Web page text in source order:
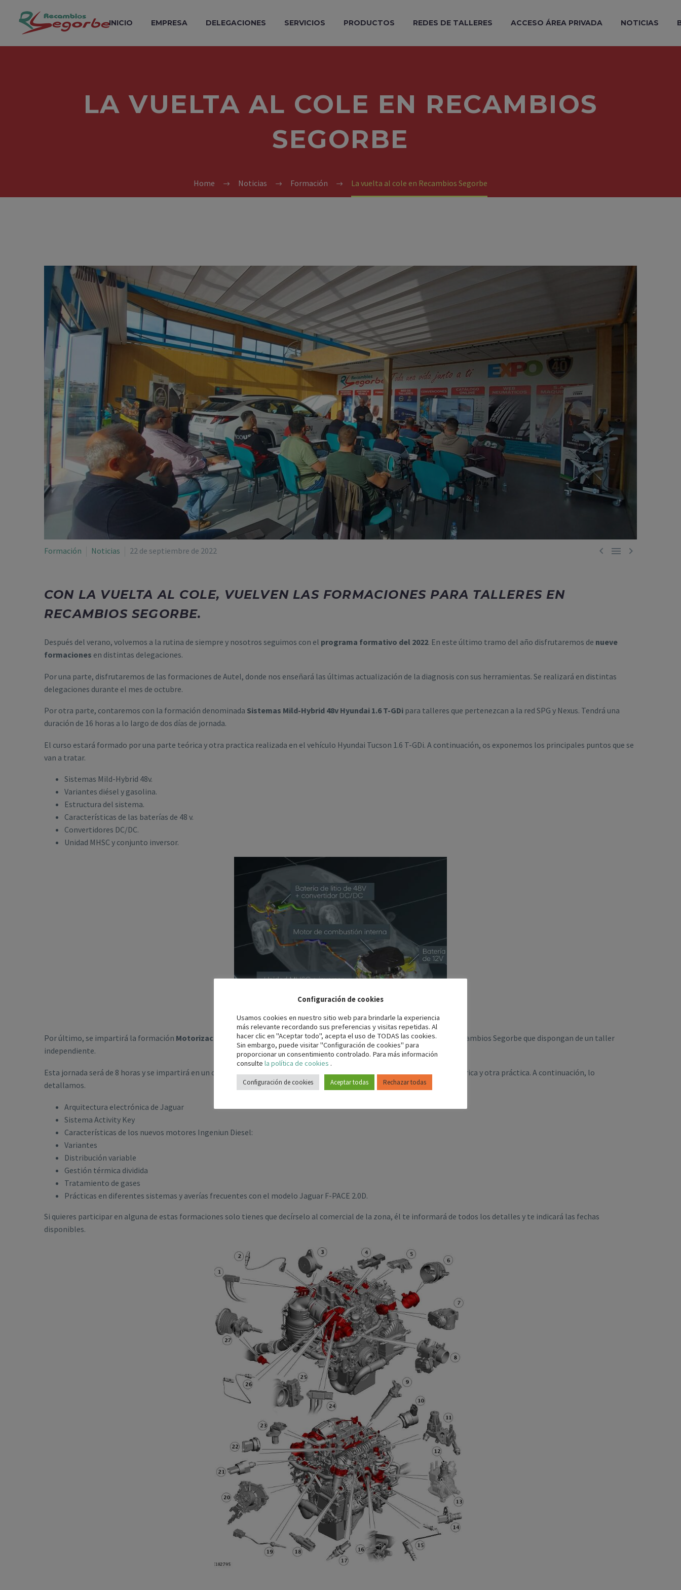
INICIO EMPRESA DELEGACIONES SERVICIOS PRODUCTOS REDES DE TALLERES ACCESO ÁREA PRIVADA NOTICIAS
LA VUELTA AL COLE EN RECAMBIOS
SEGORBE
Home Noticias Formación La vuelta al cole en Recambios Segorbe
  
Formación Noticias 22 de septiembre de 2022
CON LA VUELTA AL COLE, VUELVEN LAS FORMACIONES PARA TALLERES EN
RECAMBIOS SEGORBE.
Después del verano, volvemos a la rutina de siempre y nosotros seguimos con el programa formativo del 2022. En este último tramo del año disfrutaremos de nueve
formaciones en distintas delegaciones.
Por una parte, disfrutaremos de las formaciones de Autel, donde nos enseñará las últimas actualización de la diagnosis con sus herramientas. Se realizará en distintas
delegaciones durante el mes de octubre.
Por otra parte, contaremos con la formación denominada Sistemas Mild-Hybrid 48v Hyundai 1.6 T-GDi para talleres que pertenezcan a la red SPG y Nexus. Tendrá una
duración de 16 horas a lo largo de dos días de jornada.
El curso estará formado por una parte teórica y otra practica realizada en el vehículo Hyundai Tucson 1.6 T-GDi. A continuación, os exponemos los principales puntos que se
van a tratar.
Sistemas Mild-Hybrid 48v.
Variantes diésel y gasolina.
Estructura del sistema.
Características de las baterías de 48 v.
Convertidores DC/DC.
Unidad MHSC y conjunto inversor.
Por último, se impartirá la formación Motorizaciones Diesel Land Rover / Jaugar F-Pace (X761)para los clientes de Recambios Segorbe que dispongan de un taller
independiente.
Esta jornada será de 8 horas y se impartirá en un día en distintas delegaciones. Este curso también consta de una parte teórica y otra práctica. A continuación, lo
detallamos.
Arquitectura electrónica de Jaguar
Sistema Activity Key
Características de los nuevos motores Ingeniun Diesel:
Variantes
Distribución variable
Gestión térmica dividida
Tratamiento de gases
Prácticas en diferentes sistemas y averías frecuentes con el modelo Jaguar F-PACE 2.0D.
Si quieres participar en alguna de estas formaciones solo tienes que decírselo al comercial de la zona, él te informará de todos los detalles y te indicará las fechas
disponibles.
Configuración de cookies
Usamos cookies en nuestro sitio web para brindarle la experiencia
más relevante recordando sus preferencias y visitas repetidas. Al
hacer clic en "Aceptar todo", acepta el uso de TODAS las cookies.
Sin embargo, puede visitar "Configuración de cookies" para
proporcionar un consentimiento controlado. Para más información
consulte la política de cookies .
Configuración de cookies Aceptar todas Rechazar todas